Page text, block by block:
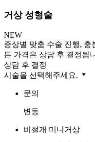
거상 성형술
NEW
증상별 맞춤 수술 진행,
든 가격은 상담 후 결정됩
상담 후 결정
시술을 선택해주세요.
문의
변동
비절개 미니거상